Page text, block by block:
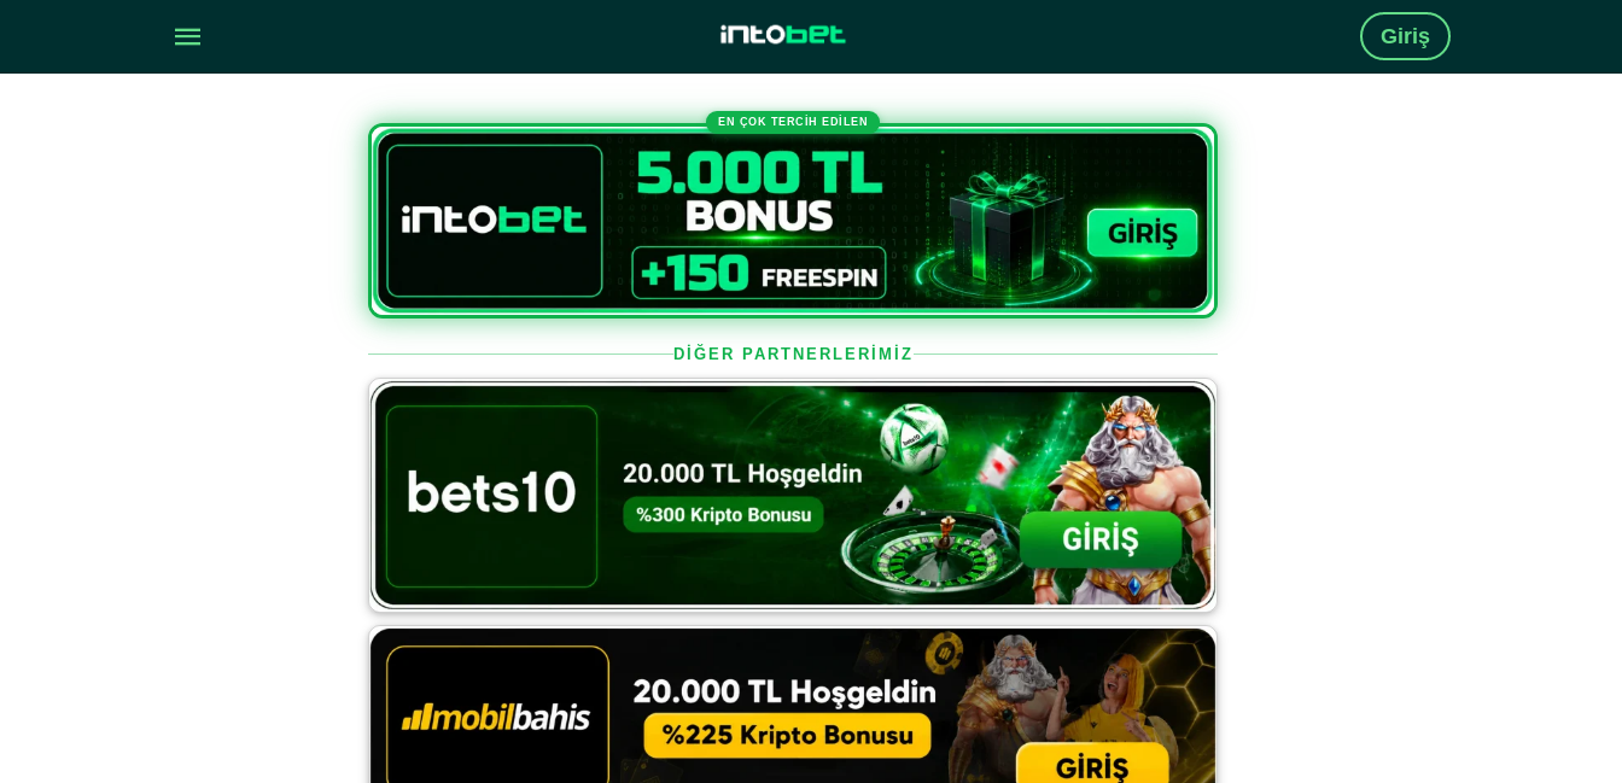
Giriş
EN ÇOK TERCİH EDİLEN
DİĞER PARTNERLERİMİZ